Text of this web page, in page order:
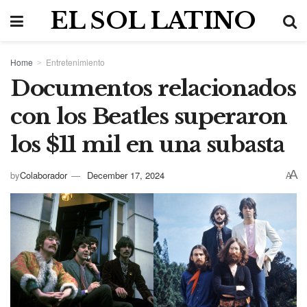
EL SOL LATINO
Home Entretenimiento
Documentos relacionados
con los Beatles superaron
los $11 mil en una subasta
byColaborador December 17, 2024 AA